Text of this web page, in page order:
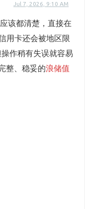
Jul 7, 2026, 9:10 AM
该都清楚，直接在
用卡还会被地区限
作稍有失误就容易
整、稳妥的浪储值